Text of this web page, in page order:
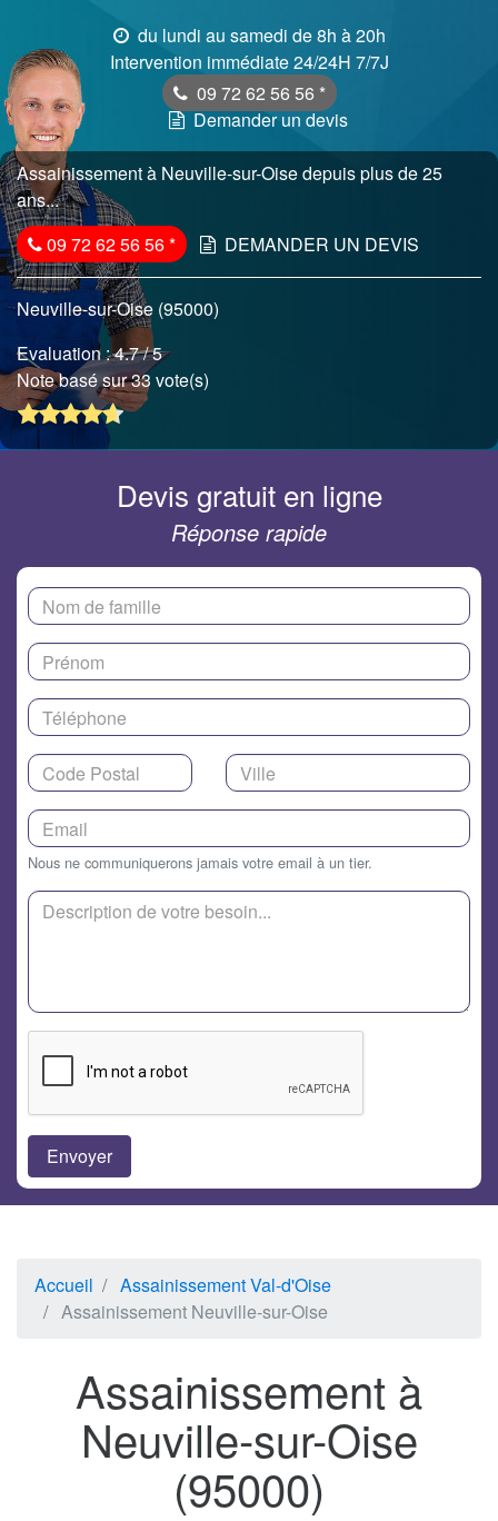
du lundi au samedi de 8h à 20h
Intervention immédiate 24/24H 7/7J
09 72 62 56 56 *
Demander un devis
Assainissement à Neuville-sur-Oise depuis plus de 25
ans...
09 72 62 56 56* DEMANDER UN DEVIS
Neuville-sur-Oise (95000)
Evaluation :4.7/ 5
Note basé sur 33 vote(s)
Devis gratuit en ligne
Réponse rapide
Nous ne communiquerons jamais votre email à un tier.
Accueil
Assainissement Val-d'Oise
Assainissement Neuville-sur-Oise
Assainissement à
Neuville-sur-Oise
(95000)